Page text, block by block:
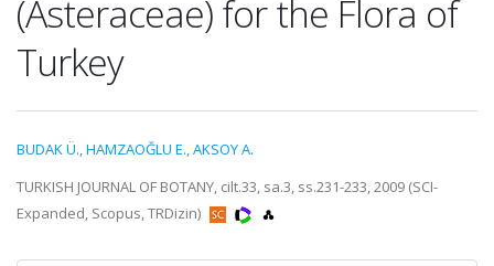
(Asteraceae) for the Flora of
Turkey
BUDAK Ü.,HAMZAOĞLU E.,AKSOY A.
TURKISH JOURNAL OF BOTANY, cilt.33, sa.3, ss.231-233, 2009 (SCI-
Expanded, Scopus, TRDizin)